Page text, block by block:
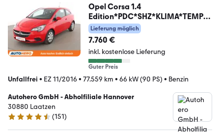
Opel Corsa 1.4
Edition*PDC*SHZ*KLIMA*TEMPO
*GARANTIE*
Lieferung möglich
7.760 €
inkl. kostenlose Lieferung
Guter Preis
Unfallfrei • EZ 11/2016• 77.559 km • 66 kW (90 PS) • Benzin
Autohero GmbH - Abholfiliale Hannover
30880 Laatzen
4.7 Sterne
(151)